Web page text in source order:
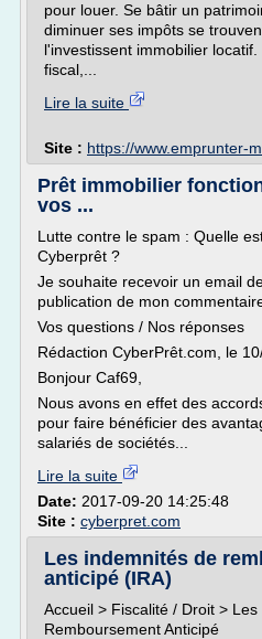
pour louer. Se bâtir un
diminuer ses impôts se
l'investissent immobilier
fiscal,...
Lire la suite
Site : https://www.emprunter-
Prêt immobilier
vos ...
Lutte contre le spam : Quelle
Cyberprêt ?
Je souhaite recevoir un email
publication de mon
Vos questions / Nos réponses
Rédaction CyberPrêt.com, le
Bonjour Caf69,
Nous avons en effet des
pour faire bénéficier des
salariés de sociétés...
Lire la suite
Date: 2017-09-20 14:25:48
Site : cyberpret.com
Les indemnités de
anticipé (IRA)
Accueil > Fiscalité / Droit >
Remboursement Anticipé